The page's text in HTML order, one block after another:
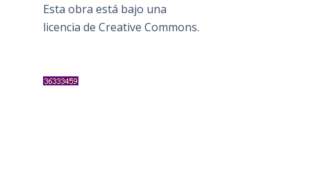
Esta obra está bajo una
licencia de Creative Commons.